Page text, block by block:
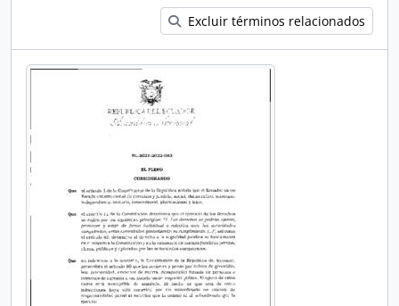
Excluir términos relacionados